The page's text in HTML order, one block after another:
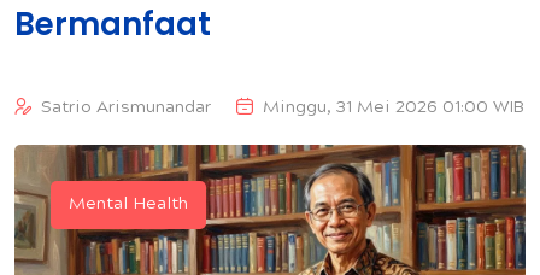
Bermanfaat
Satrio Arismunandar Minggu, 31 Mei 2026 01:00 WIB
Mental Health